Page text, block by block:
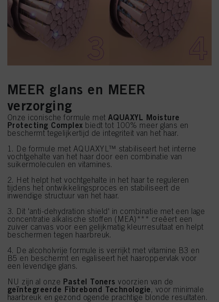
MEER glans en MEER
verzorging
Onze iconische formule met AQUAXYL Moisture
Protecting Complex biedt tot 100% meer glans en
beschermt tegelijkertijd de integriteit van het haar.
1. De formule met AQUAXYL™ stabiliseert het interne
vochtgehalte van het haar door een combinatie van
suikermoleculen en vitamines.
2. Het helpt het vochtgehalte in het haar te reguleren
tijdens het ontwikkelingsproces en stabiliseert de
inwendige structuur van het haar.
3. Dit 'anti-dehydration shield' in combinatie met een lage
concentratie alkalische stoffen (MEA)*** creëert een
zuiver canvas voor een gelijkmatig kleurresultaat en helpt
beschermen tegen haarbreuk.
4. De alcoholvrije formule is verrijkt met vitamine B3 en
B5 en beschermt en egaliseert het haaroppervlak voor
een levendige glans.
NU zijn al onze Pastel Toners voorzien van de
geïntegreerde Fibrebond Technologie
, voor minimale
haarbreuk en gezond ogende prachtige blonde resultaten.